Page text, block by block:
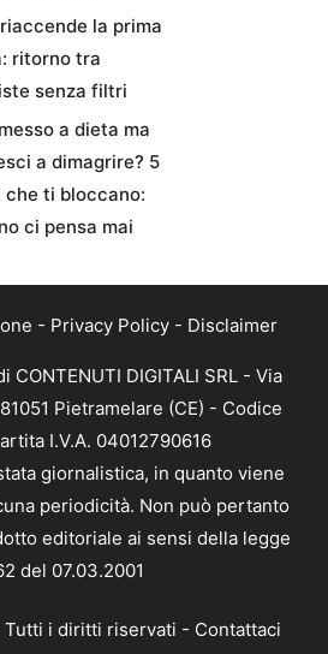
la prima
ritorno tra
senza filtri
a dieta ma
a dimagrire? 5
ti bloccano:
ci pensa mai
- Privacy Policy - Disclaimer
CONTENUTI DIGITALI SRL - Via
Pietramelare (CE) - Codice
I.V.A. 04012790616
giornalistica, in quanto viene
periodicità. Non può pertanto
editoriale ai sensi della legge
del 07.03.2001
i diritti riservati - Contattaci